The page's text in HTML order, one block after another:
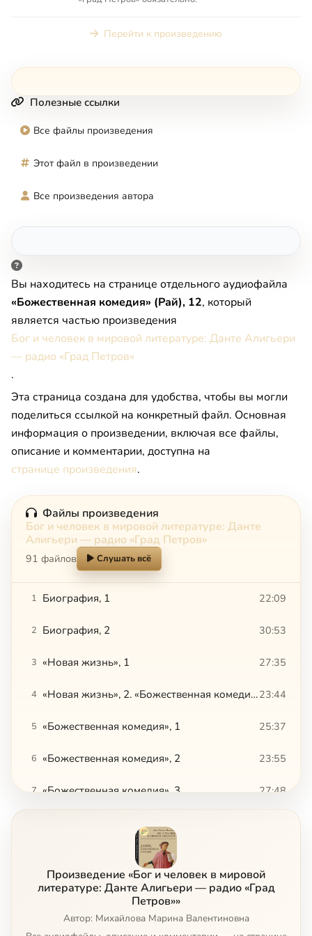
Перейти к произведению
Полезные ссылки
Все файлы произведения
Этот файл в произведении
Все произведения автора
Вы находитесь на странице отдельного аудиофайла
«Божественная комедия» (Рай), 12, который
является частью произведения
Бог и человек в мировой литературе: Данте Алигьери
— радио «Град Петров»
.
Эта страница создана для удобства, чтобы вы могли
поделиться ссылкой на конкретный файл. Основная
информация о произведении, включая все файлы,
описание и комментарии, доступна на
странице произведения.
Файлы произведения
Бог и человек в мировой литературе: Данте
Алигьери — радио «Град Петров»
91 файлов Слушать всё
1 Биография, 1 22:09
2 Биография, 2 30:53
3 «Новая жизнь», 1 27:35
4 «Новая жизнь», 2. «Божественная комедия», 123:44
5 «Божественная комедия», 1 25:37
6 «Божественная комедия», 2 23:55
7 «Божественная комедия», 3 27:48
«Божественная комедия», 5
10 «Божественная комедия», 6 25:35
«Божественная комедия», 7
Произведение «Бог и человек в мировой
литературе: Данте Алигьери — радио «Град
Петров»»
Автор: Михайлова Марина Валентиновна